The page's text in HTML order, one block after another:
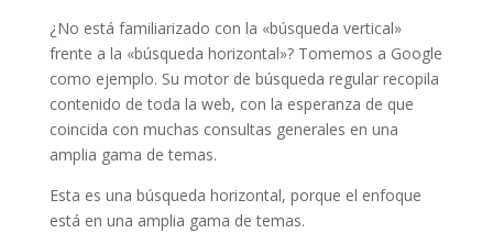
¿No está familiarizado con la «búsqueda vertical»
frente a la «búsqueda horizontal»? Tomemos a Google
como ejemplo. Su motor de búsqueda regular recopila
contenido de toda la web, con la esperanza de que
coincida con muchas consultas generales en una
amplia gama de temas.
Esta es una búsqueda horizontal, porque el enfoque
está en una amplia gama de temas.